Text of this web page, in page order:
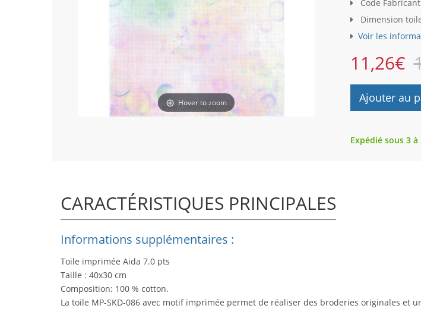
Hover to zoom
Code
Dimension
Voir les
11,26€
Ajouter au
Expédié sous 3 à
CARACTÉRISTIQUES PRINCIPALES
Informations supplémentaires :
Toile imprimée Aida 7.0 pts
Taille : 40x30 cm
Composition: 100 % cotton.
La toile MP-SKD-086 avec motif imprimée permet de réaliser des broderies originales et